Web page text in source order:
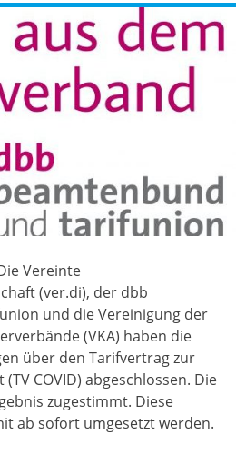
Vereinte
(ver.di), der dbb
und die Vereinigung der
(VKA) haben die
über den Tarifvertrag zur
COVID) abgeschlossen. Die
zugestimmt. Diese
ab sofort umgesetzt werden.